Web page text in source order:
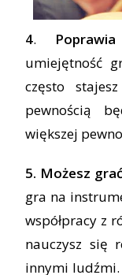
4.
umiejętność
często
pewnością
większej
5. Możesz
gra na
współpracy z
nauczysz się
innymi